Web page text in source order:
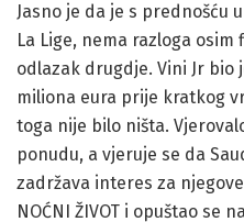
Jasno je da je s prednošću
La Lige, nema razloga
odlazak drugdje. Vini Jr bio
miliona eura prije kratkog
toga nije bilo ništa.
ponudu, a vjeruje se da
zadržava interes za
NOĆNI ŽIVOT i opuštao se